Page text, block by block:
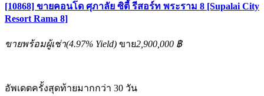
[10868] ขายคอนโด ศุภาลัย ซิตี้ รีสอร์ท พระราม 8 [Supalai City
Resort Rama 8]
ขายพร้อมผู้เช่า(4.97% Yield) ขาย2,900,000 ฿
อัพเดตครั้งสุดท้ายมากกว่า 30 วัน